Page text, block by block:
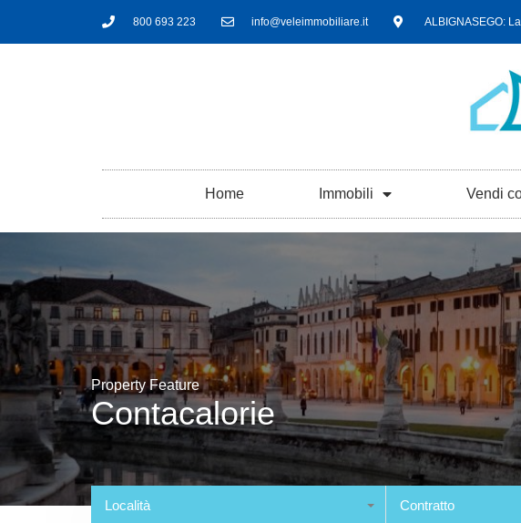
800 693 223 info@veleimmobiliare.it ALBIGNASEGO:
Home Immobili Vendi
Property Feature
Contacalorie
Località Contratto